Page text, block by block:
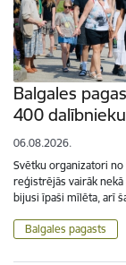
Balgales
400 dalībnieku
06.08.2026.
Svētku organizatori
reģistrējās vairāk
bijusi īpaši mīlēta, arī
Balgales pagasts